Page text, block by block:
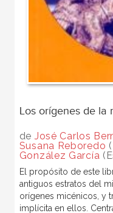
Los orígenes de la
de José Carlos
Susana Reboredo
González García
El propósito de este
antiguos estratos del
orígenes micénicos, y
implícita en ellos.